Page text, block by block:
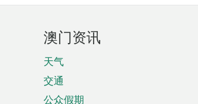
澳门资讯
天气
交通
公众假期